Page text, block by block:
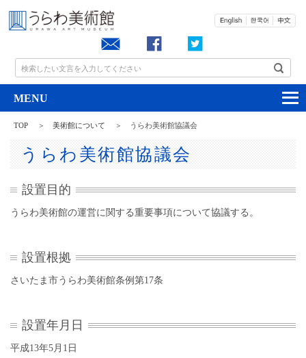
お問い合わせ
検索したい文言を入力してください
TOP 美術館について うらわ美術館協議会
うらわ美術館協議会
設置目的
うらわ美術館の運営に関する重要事項について協議する。
設置根拠
さいたま市うらわ美術館条例第17条
設置年月日
平成13年5月1日